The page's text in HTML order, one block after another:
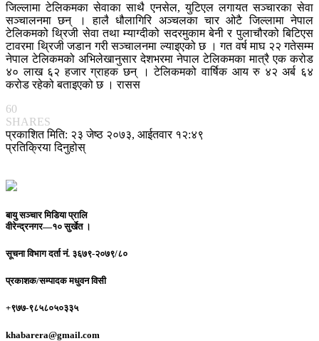
जिल्लामा टेलिकमका सेवाका साथै एनसेल, युटिएल लगायत सञ्चारका सेवा
सञ्चालनमा छन् । हालै धौलागिरि अञ्चलका चार ओटै जिल्लामा नेपाल
टेलिकमको थ्रिजी सेवा तथा म्याग्दीको सदरमुकाम बेनी र पुलाचौरको बिटिएस
टावरमा थ्रिजी जडान गरी सञ्चालनमा ल्याइएको छ । गत वर्ष माघ २२ गतेसम्म
नेपाल टेलिकमको अभिलेखानुसार देशभरमा नेपाल टेलिकमका मात्रै एक करोड
४० लाख ६२ हजार ग्राहक छन् । टेलिकमको वार्षिक आय रु ४२ अर्ब ६४
करोड रहेको बताइएको छ । रासस
60
SHARES
प्रकाशित मिति: २३ जेष्ठ २०७३, आईतवार १२:४९
प्रतिक्रिया दिनुहोस्
बायु सञ्चार मिडिया प्रालि
वीरेन्द्रनगर—१० सुर्खेत ।
सूचना विभाग दर्ता नं. ३६७९-२०७९/८०
प्रकाशक/सम्पादकमधुवन विसी
+९७७-९८५८०५०३३५
khabarera@gmail.com